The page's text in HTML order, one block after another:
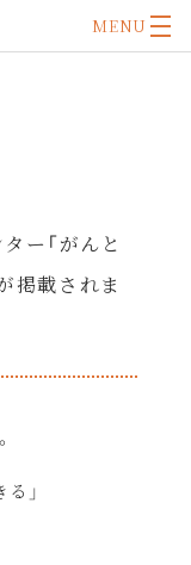
MENU
ー「がんと
掲載されま
」